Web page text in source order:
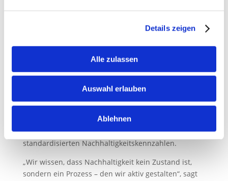
Details zeigen
Alle zulassen
Auswahl erlauben
Ablehnen
Mitarbeitenden und Lieferanten eine Lieferkette zu
Nachhaltigkeit messbar machen
Nachhaltigkeitsziele weiter zu konkretisieren und
transparent darzustellen – unter anderem mit CO₂-
Analysen, Abfallvermeidungskonzepten und
standardisierten Nachhaltigkeitskennzahlen.
„Wir wissen, dass Nachhaltigkeit kein Zustand ist,
sondern ein Prozess – den wir aktiv gestalten“, sagt